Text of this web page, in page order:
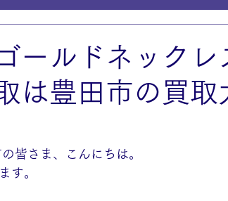
ールドネックレ
は豊田市の買取
皆さま、こんにちは。
す。